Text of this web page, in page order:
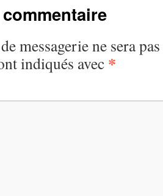
messagerie ne sera
indiqués avec *